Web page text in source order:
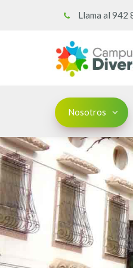
Llama al 942
Nosotros